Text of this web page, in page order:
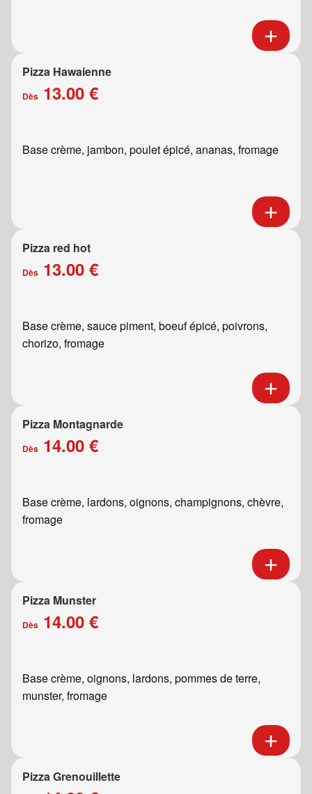
Pizza Hawaienne
Dès 13.00 €
Base crème, jambon, poulet épicé, ananas, fromage
Pizza red hot
Dès 13.00 €
Base crème, sauce piment, boeuf épicé, poivrons,
chorizo, fromage
Pizza Montagnarde
Dès 14.00 €
Base crème, lardons, oignons, champignons, chèvre,
fromage
Pizza Munster
Dès 14.00 €
Base crème, oignons, lardons, pommes de terre,
munster, fromage
Pizza Grenouillette